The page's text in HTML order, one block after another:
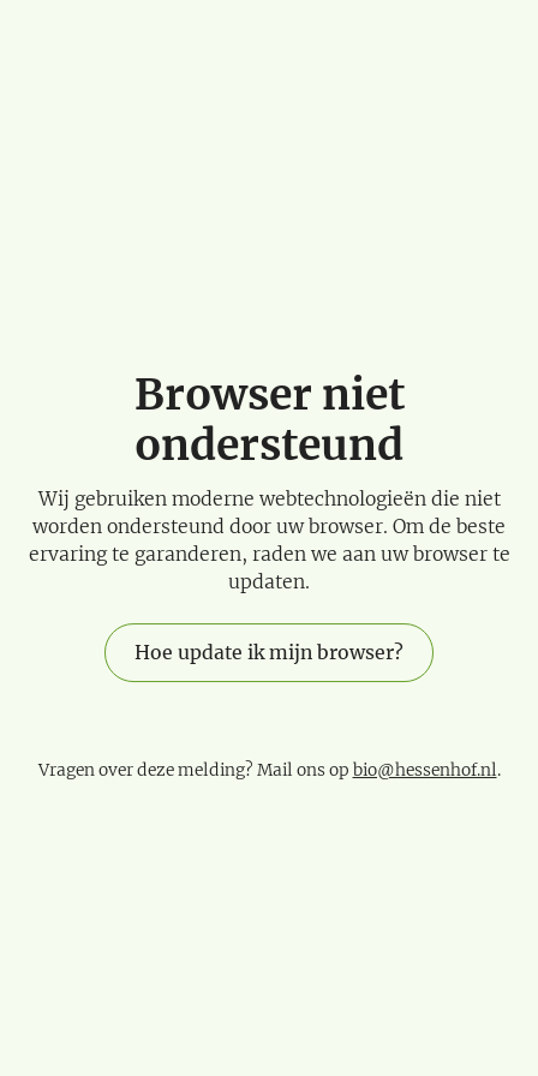
Browser niet
ondersteund
Wij gebruiken moderne webtechnologieën die niet
worden ondersteund door uw browser. Om de beste
ervaring te garanderen, raden we aan uw browser te
updaten.
Hoe update ik mijn browser?
Vragen over deze melding? Mail ons op bio@hessenhof.nl.